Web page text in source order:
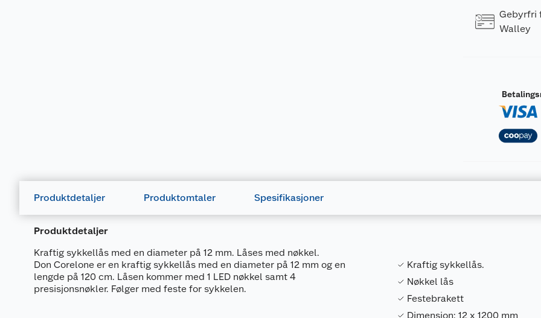
Gebyrfri
Walley
Produktdetaljer Produktomtaler Spesifikasjoner
Produktdetaljer
Kraftig sykkellås med en diameter på 12 mm. Låses med nøkkel.
Don Corelone er en kraftig sykkellås med en diameter på 12 mm og en
lengde på 120 cm. Låsen kommer med 1 LED nøkkel samt 4
presisjonsnøkler. Følger med feste for sykkelen.
Kraftig sykkellås.
Nøkkel lås
Festebrakett
Dimensjon: 12 x 1200 mm